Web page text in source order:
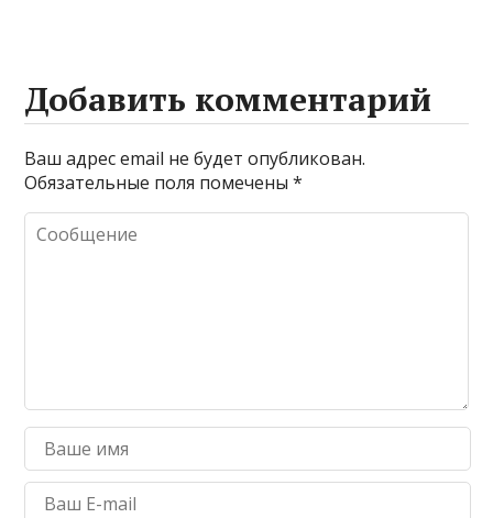
Добавить комментарий
Ваш адрес email не будет опубликован.
Обязательные поля помечены*